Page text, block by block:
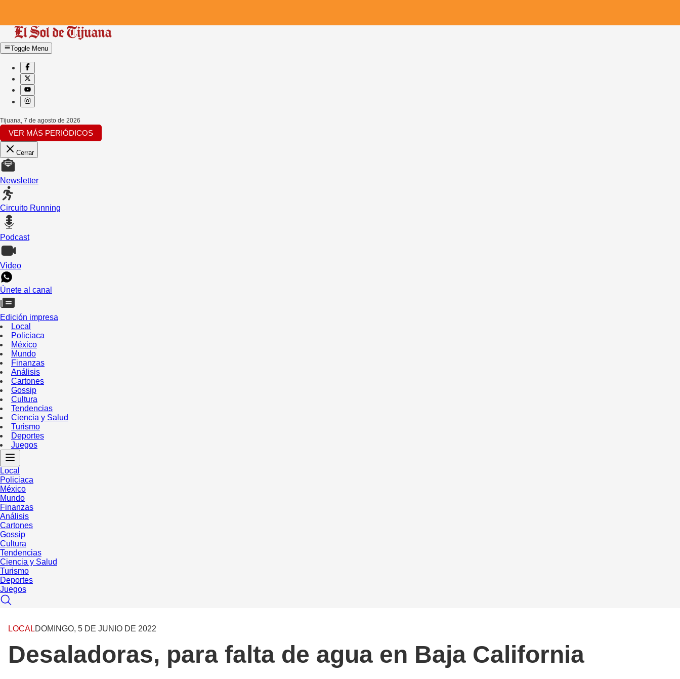
Toggle Menu
Tijuana 7 de agosto de 2026
VER MÁS PERIÓDICOS
Cerrar
Newsletter
Circuito Running
Podcast
Video
Únete al canal
Edición impresa
Local
Policiaca
México
Mundo
Finanzas
Análisis
Cartones
Gossip
Cultura
Tendencias
Ciencia y Salud
Turismo
Deportes
Juegos
Local
Policiaca
México
Mundo
Finanzas
Análisis
Cartones
Gossip
Cultura
Tendencias
Ciencia y Salud
Turismo
Deportes
Juegos
LOCALDOMINGO, 5 DE JUNIO DE 2022
Desaladoras, para falta de agua en Baja California